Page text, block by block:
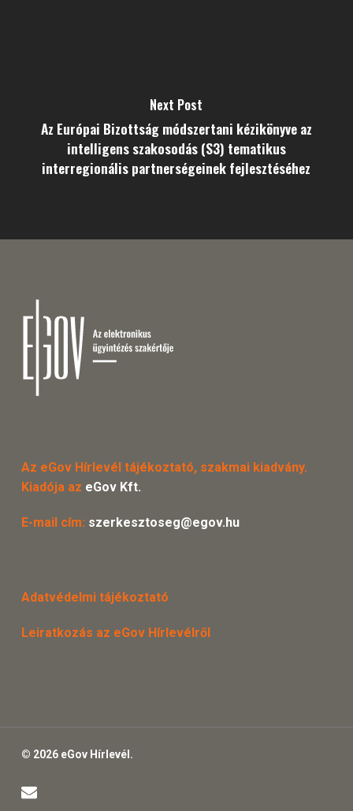
Next Post
Az Európai Bizottság módszertani kézikönyve az
intelligens szakosodás (S3) tematikus
interregionális partnerségeinek fejlesztéséhez
Az eGov Hírlevél tájékoztató, szakmai kiadvány.
Kiadója az eGov Kft.
E-mail cím: szerkesztoseg@egov.hu
Adatvédelmi tájékoztató
Leiratkozás az eGov Hírlevélről
© 2026 eGov Hírlevél.
email